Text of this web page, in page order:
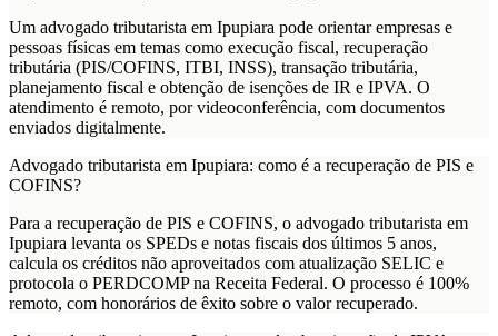
Um advogado tributarista em Ipupiara pode orientar empresas e
pessoas físicas em temas como execução fiscal, recuperação
tributária (PIS/COFINS, ITBI, INSS), transação tributária,
planejamento fiscal e obtenção de isenções de IR e IPVA. O
atendimento é remoto, por videoconferência, com documentos
enviados digitalmente.
Advogado tributarista em Ipupiara: como é a recuperação de PIS e
COFINS?
Para a recuperação de PIS e COFINS, o advogado tributarista em
Ipupiara levanta os SPEDs e notas fiscais dos últimos 5 anos,
calcula os créditos não aproveitados com atualização SELIC e
protocola o PERDCOMP na Receita Federal. O processo é 100%
remoto, com honorários de êxito sobre o valor recuperado.